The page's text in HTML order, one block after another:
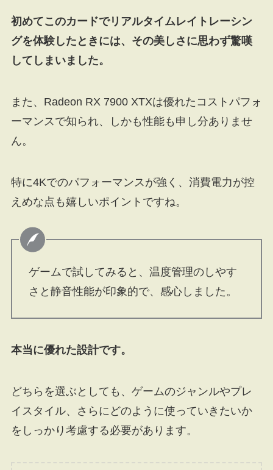
初めてこのカードでリアルタイムレイトレーシン
グを体験したときには、その美しさに思わず驚嘆
してしまいました。
また、Radeon RX 7900 XTXは優れたコストパフォ
ーマンスで知られ、しかも性能も申し分ありませ
ん。
特に4Kでのパフォーマンスが強く、消費電力が控
えめな点も嬉しいポイントですね。
ゲームで試してみると、温度管理のしやす
さと静音性能が印象的で、感心しました。
本当に優れた設計です。
どちらを選ぶとしても、ゲームのジャンルやプレ
イスタイル、さらにどのように使っていきたいか
をしっかり考慮する必要があります。